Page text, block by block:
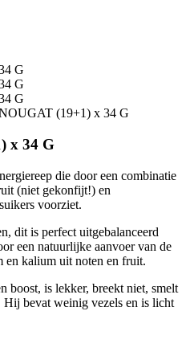
(19+1) x 34 G
x 34 G
die door een combinatie
(niet gekonfijt!) en
voorziet.
dit is perfect uitgebalanceerd
een natuurlijke aanvoer van de
en kalium uit noten en fruit.
boost, is lekker, breekt niet, smelt
bevat weinig vezels en is licht